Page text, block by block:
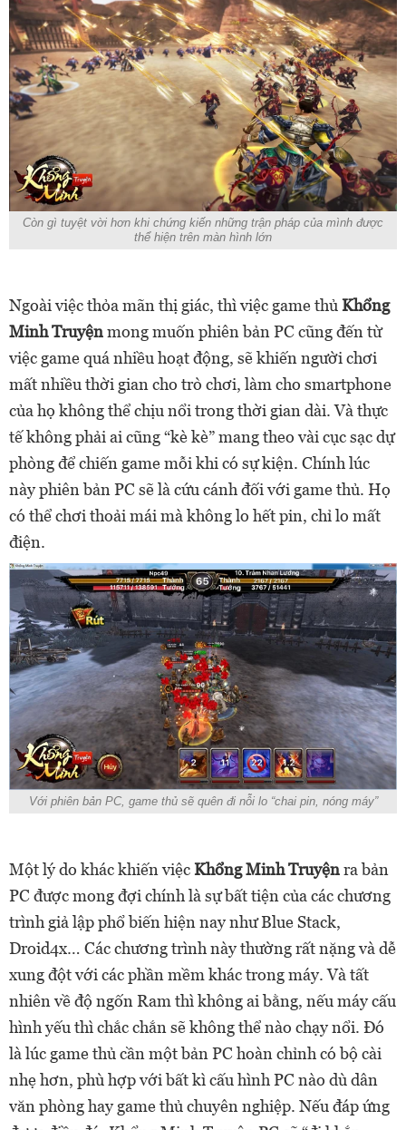
Còn gì tuyệt vời hơn khi chứng kiến những trận pháp của mình được
thể hiện trên màn hình lớn
Ngoài việc thỏa mãn thị giác, thì việc game thủ Khổng
Minh Truyệnmong muốn phiên bản PC cũng đến từ
việc game quá nhiều hoạt động, sẽ khiến người chơi
mất nhiều thời gian cho trò chơi, làm cho smartphone
của họ không thể chịu nổi trong thời gian dài. Và thực
tế không phải ai cũng “kè kè” mang theo vài cục sạc dự
phòng để chiến game mỗi khi có sự kiện. Chính lúc
này phiên bản PC sẽ là cứu cánh đối với game thủ. Họ
có thể chơi thoải mái mà không lo hết pin, chỉ lo mất
điện.
Với phiên bản PC, game thủ sẽ quên đi nỗi lo “chai pin, nóng máy”
Một lý do khác khiến việc Khổng Minh Truyệnra bản
PC được mong đợi chính là sự bất tiện của các chương
trình giả lập phổ biến hiện nay như Blue Stack,
Droid4x… Các chương trình này thường rất nặng và dễ
xung đột với các phần mềm khác trong máy. Và tất
nhiên về độ ngốn Ram thì không ai bằng, nếu máy cấu
hình yếu thì chắc chắn sẽ không thể nào chạy nổi. Đó
là lúc game thủ cần một bản PC hoàn chỉnh có bộ cài
nhẹ hơn, phù hợp với bất kì cấu hình PC nào dù dân
văn phòng hay game thủ chuyên nghiệp. Nếu đáp ứng